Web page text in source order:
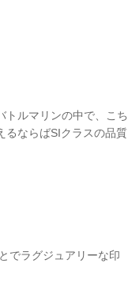
トルマリンの中で、こち
るならばSIクラスの品質
でラグジュアリーな印